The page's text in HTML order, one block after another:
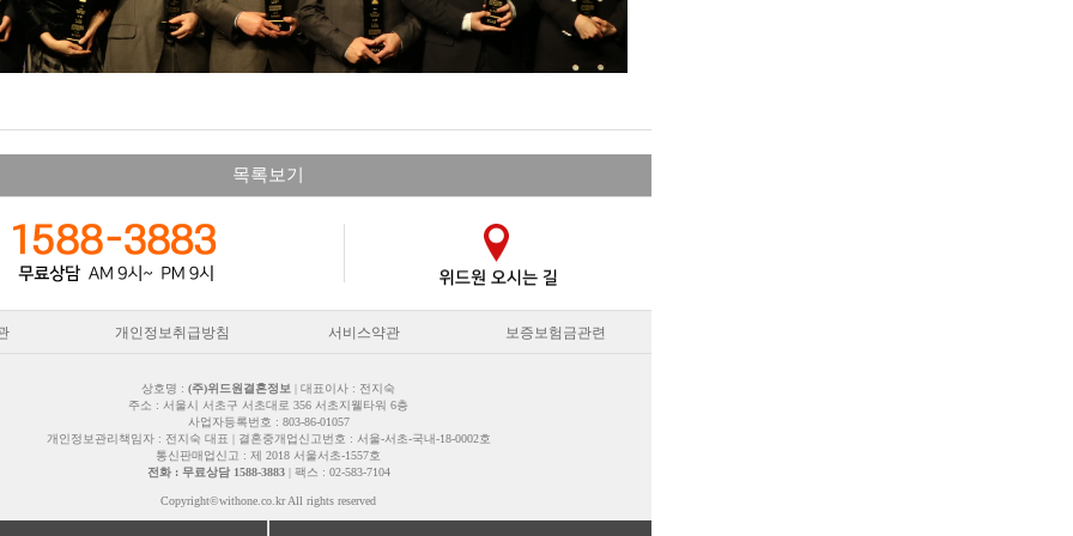
목록보기
개인정보취급방침 서비스약관 보증보험금관련
상호명 : (주)위드원결혼정보 | 대표이사 : 전지숙
주소 : 서울시 서초구 서초대로 356 서초지웰타워 6층
사업자등록번호 : 803-86-01057
개인정보관리책임자 : 전지숙 대표 | 결혼중개업신고번호 : 서울-서초-국내-18-0002호
통신판매업신고 : 제 2018 서울서초-1557호
전화 : 무료상담 1588-3883| 팩스 : 02-583-7104
Copyright©withone.co.kr All rights reserved